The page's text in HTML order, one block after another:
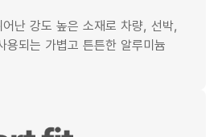
난 강도 높은 소재로 차량, 선박,
용되는 가볍고 튼튼한 알루미늄